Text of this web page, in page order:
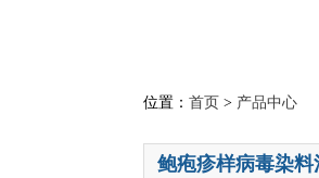
位置： 首页 > 产品中心
鲍疱疹样病毒染